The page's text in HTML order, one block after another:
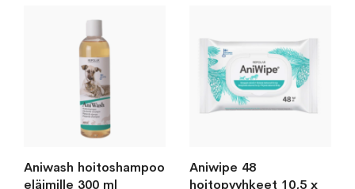
Aniwash hoitoshampoo
eläimille 300 ml
Aniwipe 48
hoitopyyhkeet 10,5 x